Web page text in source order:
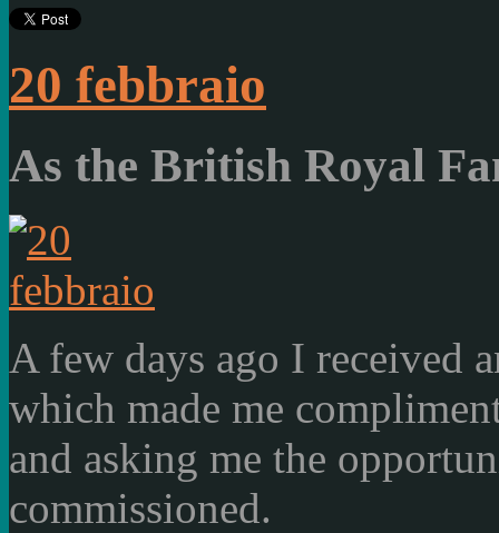
20 febbraio
As the British Royal
A few days ago I received
which made ​​me
and asking me the
commissioned.